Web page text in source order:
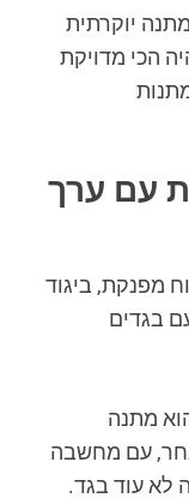
יוקרתית
הכי מדויקת
עם ערך
מפנקת, ביגוד
בגדים
מתנה
עם מחשבה
לא עוד בגד.